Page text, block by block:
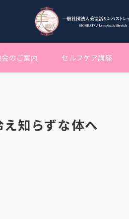
のご案内 セルフケア講座
知らずな体へ